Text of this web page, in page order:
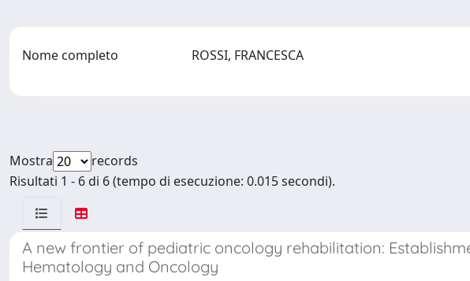
Nome completo ROSSI, FRANCESCA
Mostra
records
Risultati 1 - 6 di 6 (tempo di esecuzione: 0.015 secondi).
A new frontier of pediatric oncology rehabilitation:
Hematology and Oncology